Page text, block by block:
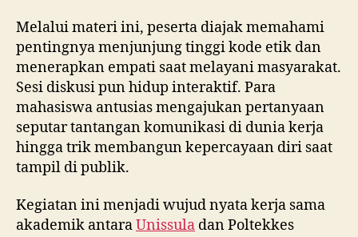
Melalui materi ini, peserta diajak memahami
pentingnya menjunjung tinggi kode etik dan
menerapkan empati saat melayani masyarakat.
Sesi diskusi pun hidup interaktif. Para
mahasiswa antusias mengajukan pertanyaan
seputar tantangan komunikasi di dunia kerja
hingga trik membangun kepercayaan diri saat
tampil di publik.
Kegiatan ini menjadi wujud nyata kerja sama
akademik antaraUnissula dan Poltekkes